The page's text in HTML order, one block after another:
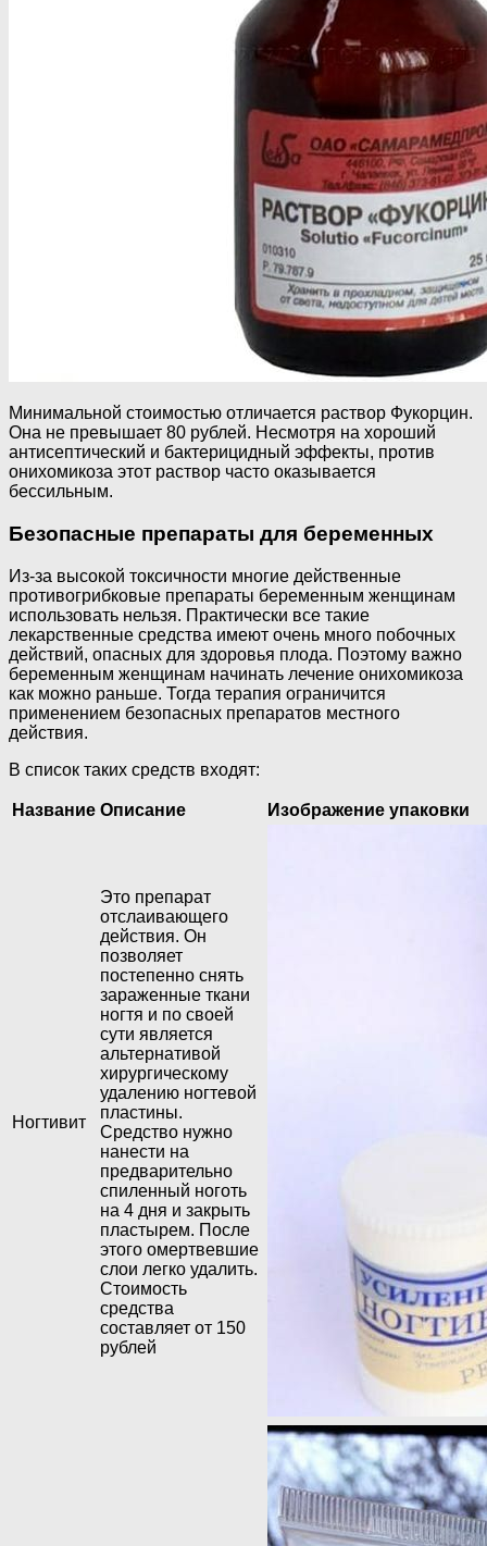
Минимальной стоимостью отличается раствор Фукорцин.
Она не превышает 80 рублей. Несмотря на хороший
антисептический и бактерицидный эффекты, против
онихомикоза этот раствор часто оказывается
бессильным.
Безопасные препараты для беременных
Из-за высокой токсичности многие действенные
противогрибковые препараты беременным женщинам
использовать нельзя. Практически все такие
лекарственные средства имеют очень много побочных
действий, опасных для здоровья плода. Поэтому важно
беременным женщинам начинать лечение онихомикоза
как можно раньше. Тогда терапия ограничится
применением безопасных препаратов местного
действия.
В список таких средств входят:
Название Описание Изображение упаковки
Ногтивит
Это препарат
отслаивающего
действия. Он
позволяет
постепенно снять
зараженные ткани
ногтя и по своей
сути является
альтернативой
хирургическому
удалению ногтевой
пластины.
Средство нужно
нанести на
предварительно
спиленный ноготь
на 4 дня и закрыть
пластырем. После
этого омертвевшие
слои легко удалить.
Стоимость
средства
составляет от 150
рублей